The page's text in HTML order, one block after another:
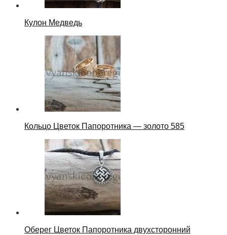
Кулон Медведь
Кольцо Цветок Папоротника — золото 585
Оберег Цветок Папоротника двухсторонний